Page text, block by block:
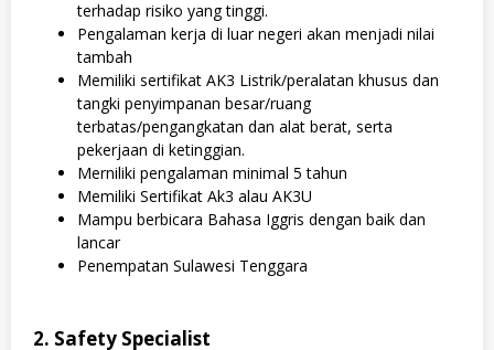
terhadap risiko yang tinggi.
Pengalaman kerja di luar negeri akan menjadi nilai
tambah
Memiliki sertifikat AK3 Listrik/peralatan khusus dan
tangki penyimpanan besar/ruang
terbatas/pengangkatan dan alat berat, serta
pekerjaan di ketinggian.
Merniliki pengalaman minimal 5 tahun
Memiliki Sertifikat Ak3 alau AK3U
Mampu berbicara Bahasa Iggris dengan baik dan
lancar
Penempatan Sulawesi Tenggara
2. Safety Specialist